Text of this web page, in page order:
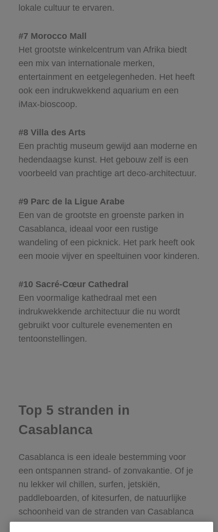
lokale cultuur te ervaren.
#7 Morocco Mall
Het grootste winkelcentrum van Afrika biedt
een mix van internationale merken,
entertainment en eetgelegenheden. Het heeft
ook een indrukwekkend aquarium en een
iMax-bioscoop.
#8 Villa des Arts
Een prachtig museum gewijd aan moderne en
hedendaagse kunst. Het gebouw zelf is een
voorbeeld van prachtige art deco-architectuur.
#9 Parc de la Ligue Arabe
Een van de grootste en groenste parken in
Casablanca, ideaal voor een rustige
wandeling of een picknick. Het park heeft ook
een mooie vijver en speeltuinen voor kinderen.
#10 Sacré-Cœur Cathedral
Een voormalige kathedraal met een
indrukwekkende architectuur die nu wordt
gebruikt voor culturele evenementen en
tentoonstellingen.
Top 5 stranden in
Casablanca
Casablanca is een ideale bestemming voor
een ontspannen strand- of zonvakantie. Of je
nu lekker wil chillen, surfen, jetskiën,
paddleboarden, of kitesurfen, de natuurlijke
schoonheid van de stranden van Casablanca